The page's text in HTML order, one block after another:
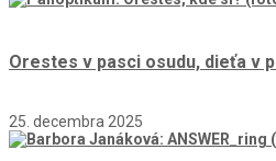
Orestes v pasci osudu, dieťa v
25. decembra 2025